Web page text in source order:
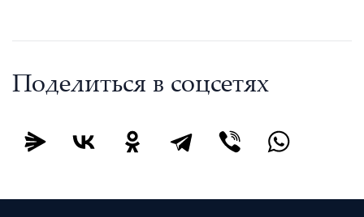
Поделиться в соцсетях